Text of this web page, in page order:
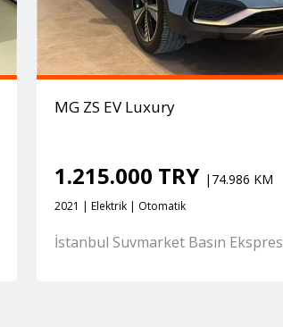
MG ZS EV Luxury
1.215.000 TRY |74.986 KM
2021 | Elektrik | Otomatik
İstanbul Suvmarket Basın Ekspres